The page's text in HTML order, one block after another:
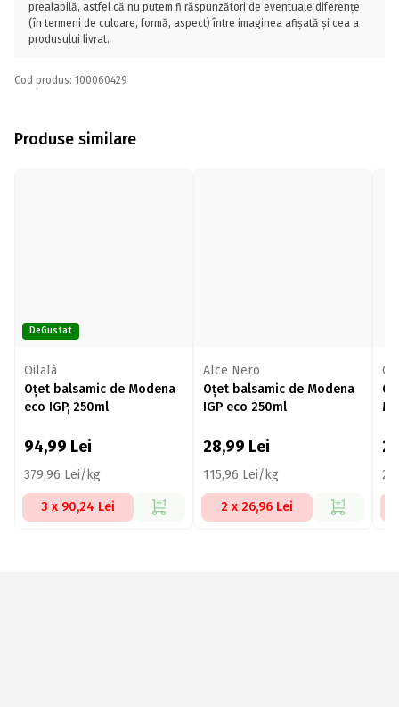
prealabilă, astfel că nu putem fi răspunzători de eventuale diferențe
(în termeni de culoare, formă, aspect) între imaginea afișată și cea a
produsului livrat.
Cod produs: 100060429
Produse similare
DeGustat
Oilalà
Oțet balsamic de Modena
eco IGP, 250ml
94,99 Lei
379,96 Lei/kg
3 x 90,24 Lei
Alce Nero
Oțet balsamic de Modena
IGP eco 250ml
28,99 Lei
115,96 Lei/kg
2 x 26,96 Lei